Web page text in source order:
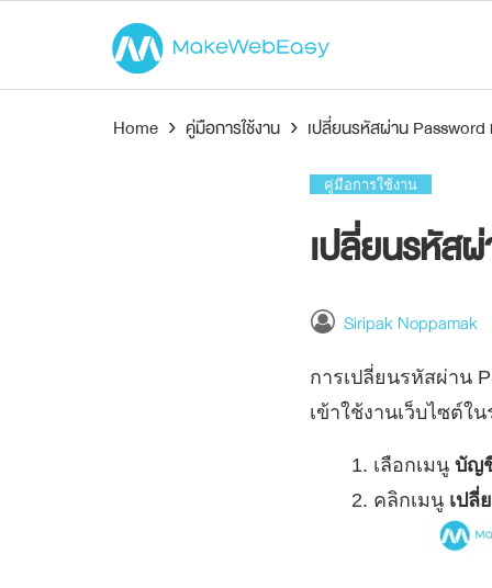
Home › คู่มือการใช้งาน › เปลี่ยนรหัสผ่าน
คู่มือการใช้งาน
เปลี่ยนรหัส
Siripak Noppamak
การเปลี่ยนรหัสผ่าน
เข้าใช้งานเว็บไซต์
เลือกเมนู บัญ
คลิกเมนู เปลี่